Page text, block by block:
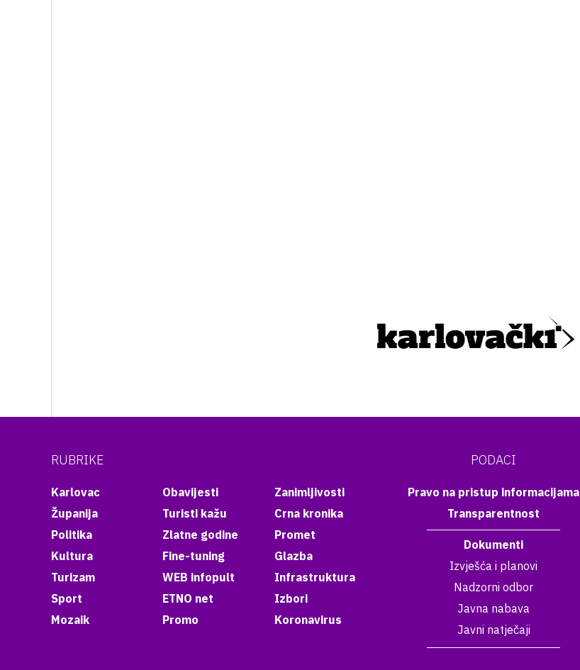
RUBRIKE
Karlovac
Županija
Politika
Kultura
Turizam
Sport
Mozaik
Obavijesti
Turisti kažu
Zlatne godine
Fine-tuning
WEB infopult
ETNO net
Promo
Zanimljivosti
Crna kronika
Promet
Glazba
Infrastruktura
Izbori
Koronavirus
PODACI
Pravo na pristup informacijama
Transparentnost
Dokumenti
Izvješća i planovi
Nadzorni odbor
Javna nabava
Javni natječaji